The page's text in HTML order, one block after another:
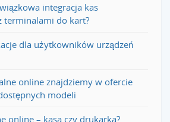
integracja kas
terminalami do kart?
dla użytkowników urządzeń
online znajdziemy w ofercie
modeli
online – kasa czy drukarka?